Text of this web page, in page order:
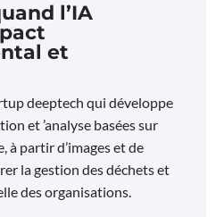
l’IA
et
deeptech qui développe
et ’analyse basées sur
à partir d’images et de
la gestion des déchets et
des organisations.